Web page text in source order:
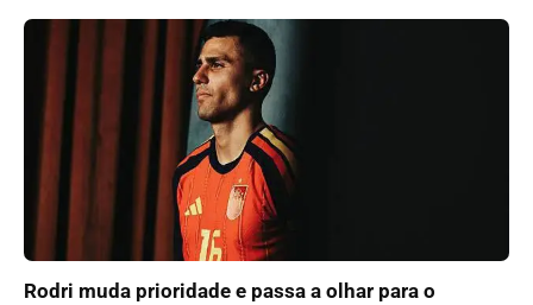
Rodri muda prioridade e passa a olhar para o